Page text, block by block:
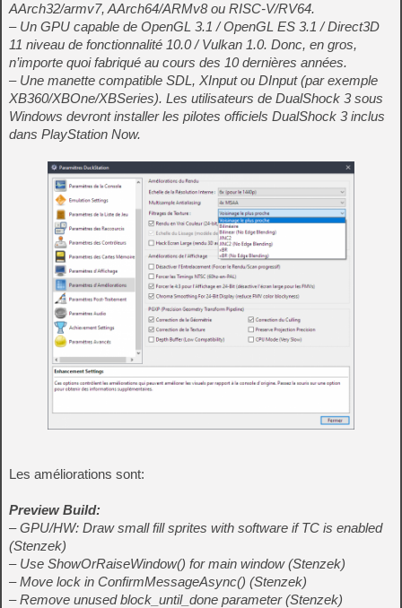
AArch32/armv7, AArch64/ARMv8 ou RISC-V/RV64.
– Un GPU capable de OpenGL 3.1 / OpenGL ES 3.1 / Direct3D
11 niveau de fonctionnalité 10.0 / Vulkan 1.0. Donc, en gros,
n’importe quoi fabriqué au cours des 10 dernières années.
– Une manette compatible SDL, XInput ou DInput (par exemple
XB360/XBOne/XBSeries). Les utilisateurs de DualShock 3 sous
Windows devront installer les pilotes officiels DualShock 3 inclus
dans PlayStation Now.
Les améliorations sont:
Preview Build:
– GPU/HW: Draw small fill sprites with software if TC is enabled
(Stenzek)
– Use ShowOrRaiseWindow() for main window (Stenzek)
– Move lock in ConfirmMessageAsync() (Stenzek)
– Remove unused block_until_done parameter (Stenzek)